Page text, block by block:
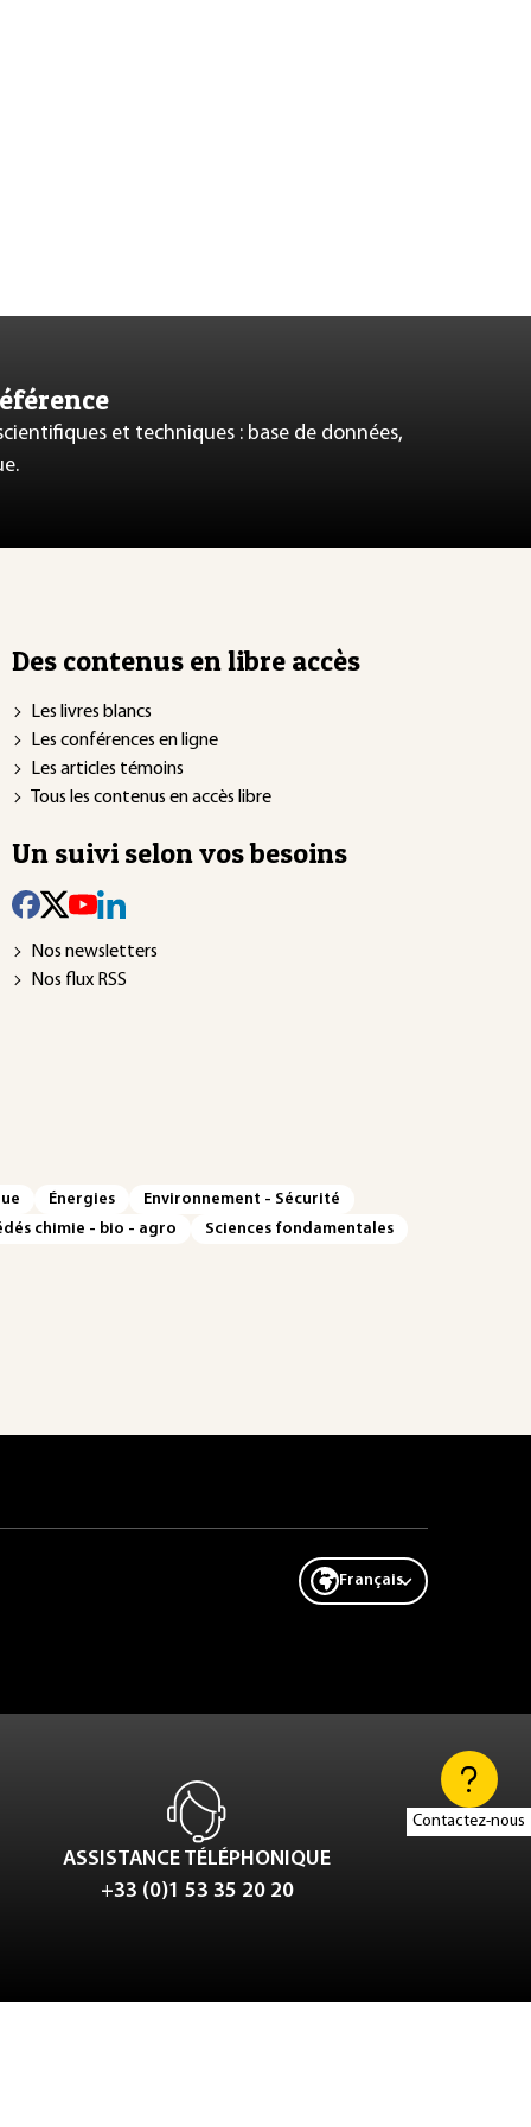
Contactez-nous
et techniques : base de données,
Des contenus en libre accès
Les livres blancs
Les conférences en ligne
Les articles témoins
Tous les contenus en accès libre
Un suivi selon vos besoins
Nos newsletters
Nos flux RSS
Énergies
Environnement - Sécurité
chimie - bio - agro
Sciences fondamentales
Français
ASSISTANCE TÉLÉPHONIQUE
+33 (0)1 53 35 20 20